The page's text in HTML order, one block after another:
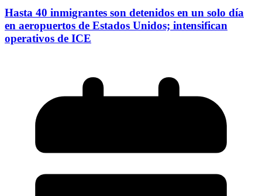
Hasta 40 inmigrantes son detenidos en un solo día
en aeropuertos de Estados Unidos; intensifican
operativos de ICE